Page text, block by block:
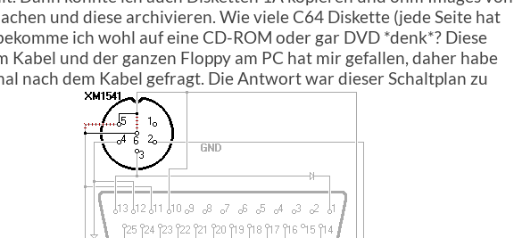
und diese archivieren. Wie viele C64 Diskette (jede Seite hat
ich wohl auf eine CD-ROM oder gar DVD *denk*? Diese
Kabel und der ganzen Floppy am PC hat mir gefallen, daher habe
nach dem Kabel gefragt. Die Antwort war dieser Schaltplan zu